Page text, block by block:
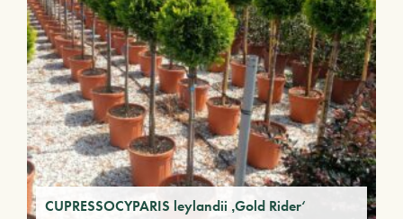
CUPRESSOCYPARIS leylandii ‚Gold Rider‘